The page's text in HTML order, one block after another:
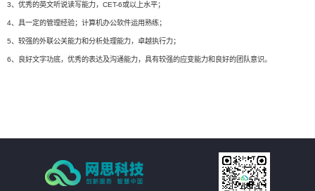
3、优秀的英文听说读写能力，CET-6或以上水平；
4、具一定的管理经验；计算机办公软件运用熟练；
5、较强的外联公关能力和分析处理能力，卓越执行力；
6、良好文字功底，优秀的表达及沟通能力，具有较强的应变能力和良好的团队意识。